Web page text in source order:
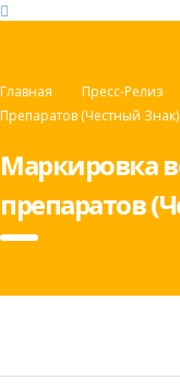
Главная Пресс-Релиз
Препаратов (Честный Знак)
Маркировка
препаратов